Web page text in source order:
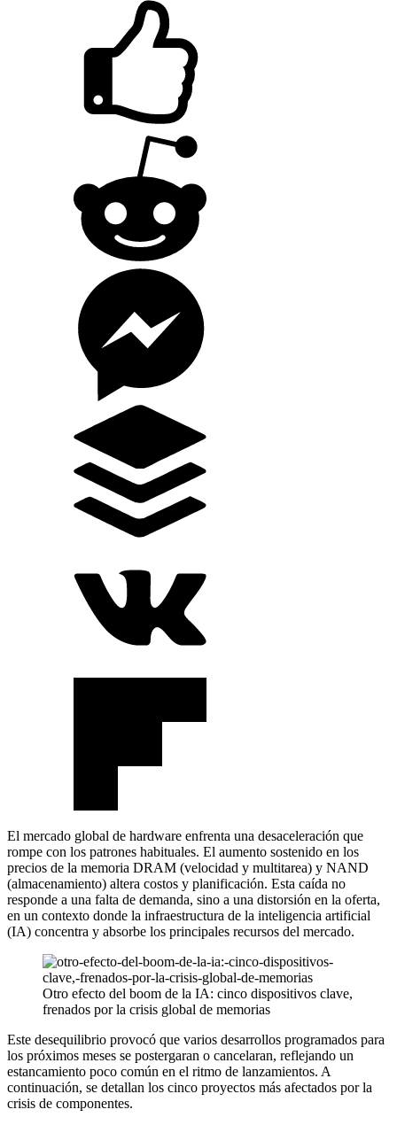
El mercado global de hardware enfrenta una desaceleración que
rompe con los patrones habituales. El aumento sostenido en los
precios de la memoria DRAM (velocidad y multitarea) y NAND
(almacenamiento) altera costos y planificación. Esta caída no
responde a una falta de demanda, sino a una distorsión en la oferta,
en un contexto donde la infraestructura de la inteligencia artificial
(IA) concentra y absorbe los principales recursos del mercado.
Otro efecto del boom de la IA: cinco dispositivos clave,
frenados por la crisis global de memorias
Este desequilibrio provocó que varios desarrollos programados para
los próximos meses se postergaran o cancelaran, reflejando un
estancamiento poco común en el ritmo de lanzamientos. A
continuación, se detallan los cinco proyectos más afectados por la
crisis de componentes.